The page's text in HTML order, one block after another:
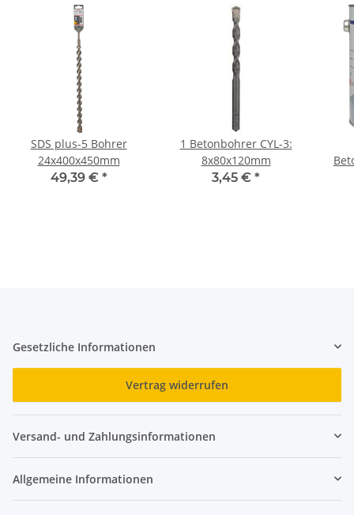
SDS plus-5 Bohrer
24x400x450mm
49,39 € *
1 Betonbohrer CYL-3:
8x80x120mm
3,45 € *
Gesetzliche Informationen
Vertrag widerrufen
Versand- und Zahlungsinformationen
Allgemeine Informationen